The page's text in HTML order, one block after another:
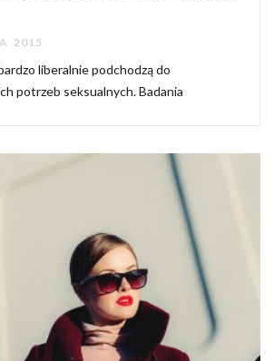
2015
liberalnie podchodzą do
potrzeb seksualnych. Badania